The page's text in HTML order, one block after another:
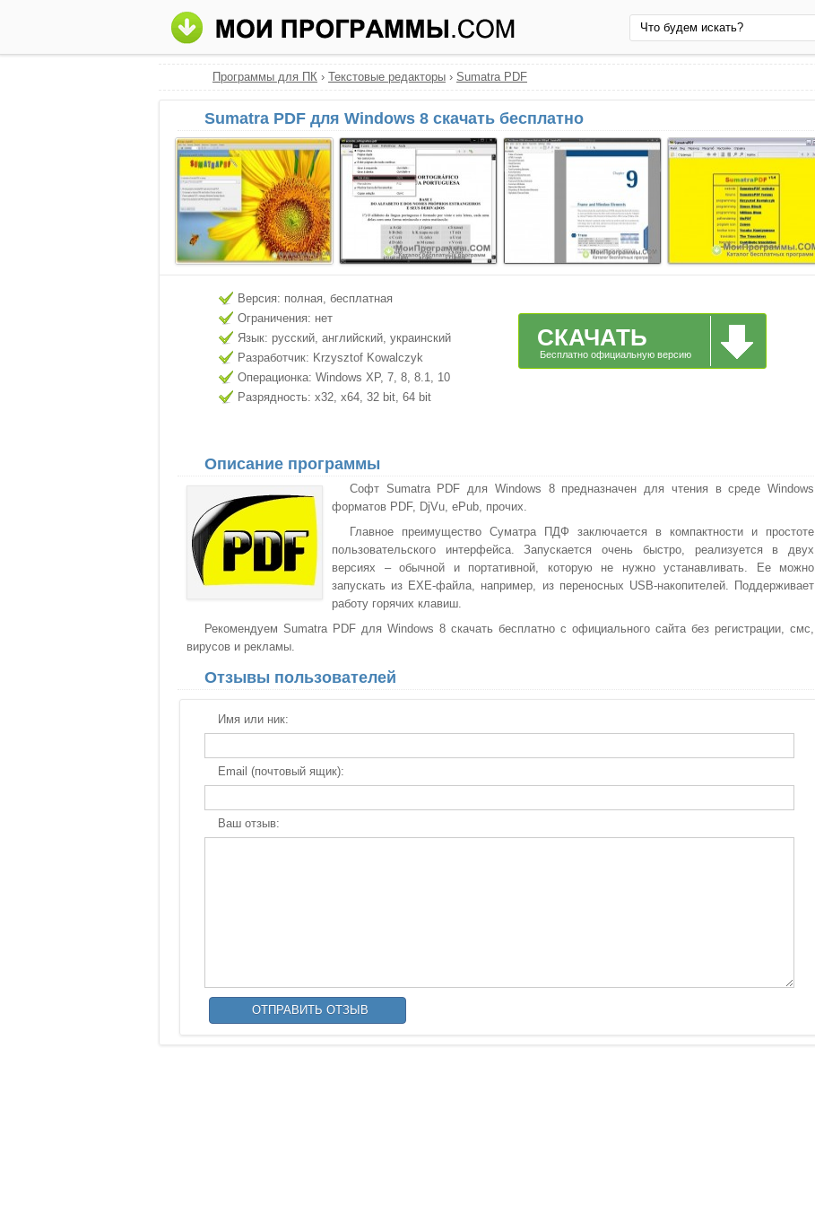
Программы для ПК › Текстовые редакторы › Sumatra PDF
Sumatra PDF для Windows 8 скачать бесплатно
Версия: полная, бесплатная
Ограничения: нет
Язык: русский, английский, украинский
Разработчик: Krzysztof Kowalczyk
Операционка: Windows XP, 7, 8, 8.1, 10
Разрядность: x32, x64, 32 bit, 64 bit
СКАЧАТЬ
Бесплатно официальную версию
Описание программы
Софт Sumatra PDF для Windows 8 предназначен для чтения в среде Windows
форматов PDF, DjVu, ePub, прочих.
Главное преимущество Суматра ПДФ заключается в компактности и простоте
пользовательского интерфейса. Запускается очень быстро, реализуется в двух
версиях – обычной и портативной, которую не нужно устанавливать. Ее можно
запускать из EXE-файла, например, из переносных USB-накопителей. Поддерживает
работу горячих клавиш.
Рекомендуем Sumatra PDF для Windows 8 скачать бесплатно с официального сайта без регистрации, смс,
вирусов и рекламы.
Отзывы пользователей
Имя или ник:
Email (почтовый ящик):
Ваш отзыв: